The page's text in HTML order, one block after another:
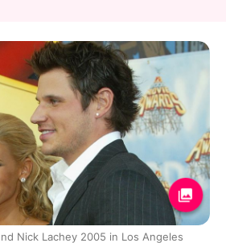
Nick Lachey 2005 in Los Angeles